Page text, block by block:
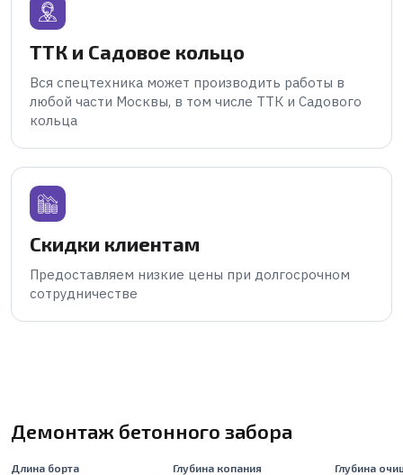
ТТК и Садовое кольцо
Вся спецтехника может производить работы в
любой части Москвы, в том числе ТТК и Садового
кольца
Скидки клиентам
Предоставляем низкие цены при долгосрочном
сотрудничестве
Демонтаж бетонного забора
Длина борта Глубина копания Глубина